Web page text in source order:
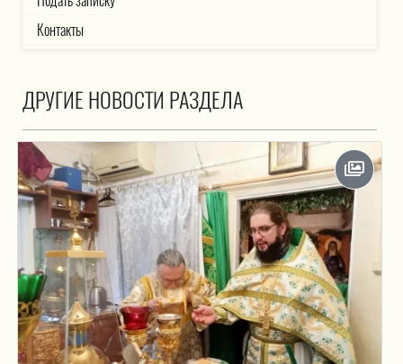
Контакты
ДРУГИЕ НОВОСТИ РАЗДЕЛА